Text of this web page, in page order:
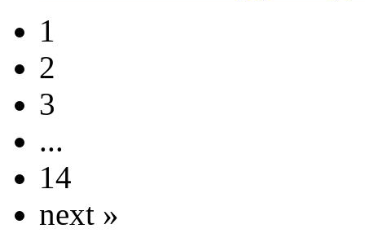
1
2
3
...
14
next »